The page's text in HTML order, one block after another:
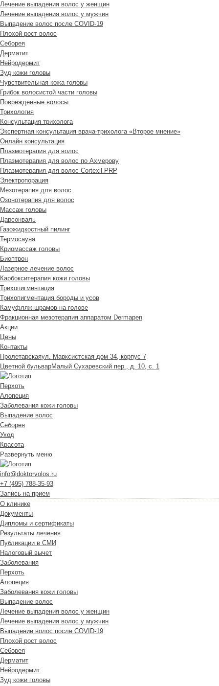
Лечение выпадения волос у женщин
Лечение выпадения волос у мужчин
Выпадение волос после COVID-19
Плохой рост волос
Cеборея
Дерматит
Нейродермит
Зуд кожи головы
Чувствительная кожа головы
Грибок волосистой части головы
Поврежденные волосы
Трихология
Консультация трихолога
Экспертная консультация врача-трихолога «Второе мнение»
Онлайн консультация
Плазмотерапия для волос
Плазмотерапия для волос по Ахмерову
Плазмотерапия для волос Cortexil PRP
Электропорация
Мезотерапия для волос
Озонотерапия для волос
Массаж головы
Дарсонваль
Газожидкостный пилинг
Термосауна
Криомассаж головы
Биоптрон
Лазерное лечение волос
Карбокситерапия кожи головы
Трихопигментация
Трихопигментация бороды и усов
Камуфляж шрамов на голове
Фракционная мезотерапия аппаратом Dermapen
Акции
Цены
Контакты
Пролетарскаяул. Марксистская дом 34, корпус 7
Цветной бульварМалый Сухаревский пер., д. 10, с. 1
Перхоть
Алопеция
Заболевания кожи головы
Выпадение волос
Cеборея
Уход
Красота
Развернуть меню
info@doktorvolos.ru
+7 (495) 788-35-93
Запись на прием
О клинике
Документы
Дипломы и сертификаты
Результаты лечения
Публикации в СМИ
Налоговый вычет
Заболевания
Перхоть
Алопеция
Заболевания кожи головы
Выпадение волос
Лечение выпадения волос у женщин
Лечение выпадения волос у мужчин
Выпадение волос после COVID-19
Плохой рост волос
Cеборея
Дерматит
Нейродермит
Зуд кожи головы